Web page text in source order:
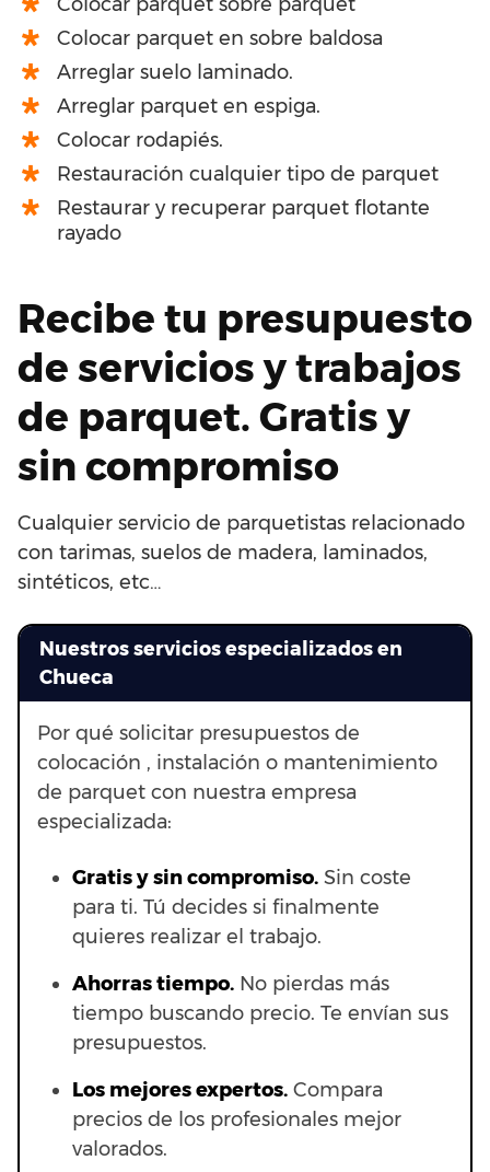
Colocar parquet en sobre baldosa
Arreglar suelo laminado.
Arreglar parquet en espiga.
Colocar rodapiés.
Restauración cualquier tipo de parquet
Restaurar y recuperar parquet flotante
rayado
Recibe tu presupuesto
de servicios y trabajos
de parquet. Gratis y
sin compromiso
Cualquier servicio de parquetistas relacionado
con tarimas, suelos de madera, laminados,
sintéticos, etc…
Nuestros servicios especializados en
Chueca
Por qué solicitar presupuestos de
colocación , instalación o mantenimiento
de parquet con nuestra empresa
especializada:
Gratis y sin compromiso. Sin coste
para ti. Tú decides si finalmente
quieres realizar el trabajo.
Ahorras tiempo. No pierdas más
tiempo buscando precio. Te envían sus
presupuestos.
Los mejores expertos. Compara
precios de los profesionales mejor
valorados.